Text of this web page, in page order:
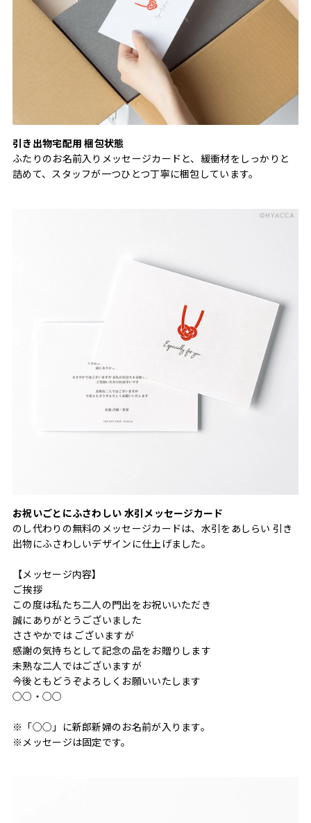
引き出物宅配用 梱包状態
ふたりのお名前入りメッセージカードと、緩衝材をしっかりと
詰めて、スタッフが一つひとつ丁寧に梱包しています。
お祝いごとにふさわしい 水引メッセージカード
のし代わりの無料のメッセージカードは、水引をあしらい 引き
出物にふさわしいデザインに仕上げました。
【メッセージ内容】
ご挨拶
この度は私たち二人の門出をお祝いいただき
誠にありがとうございました
ささやかでは ございますが
感謝の気持ちとして記念の品をお贈りします
未熟な二人ではございますが
今後ともどうぞよろしくお願いいたします
○○・○○
※「○○」に新郎新婦のお名前が入ります。
※メッセージは固定です。